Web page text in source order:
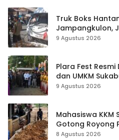
Truk Boks
Jampangkulon,
Titik yang Sama
9 Agustus 2026
Plara Fest
dan UMKM
9 Agustus 2026
Mahasiswa KKM
Gotong Royong
Majelis Ta’lim di
8 Agustus 2026